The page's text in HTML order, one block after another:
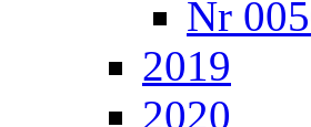
Nr
2019
2020